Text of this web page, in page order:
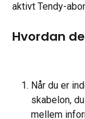
aktivt Tendy-
Hvordan
Når du er
skabelon,
mellem